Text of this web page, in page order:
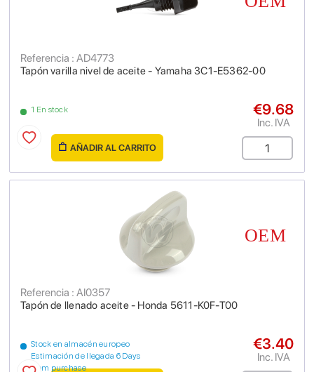
Tapón varilla nivel de aceite - Yamaha 3C1-E5362-00
Referencia : AD4773
1 En stock €9.68
Inc. IVA
AÑADIR AL CARRITO
Tapón de llenado aceite - Honda 5611-K0F-T00
Referencia : AI0357
Stock en almacén europeo
Estimación de llegada 6 Days
from purchase
€3.40
Inc. IVA